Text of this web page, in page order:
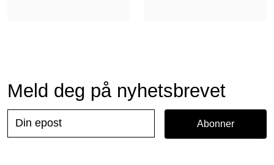
Meld deg på nyhetsbrevet
Abonner